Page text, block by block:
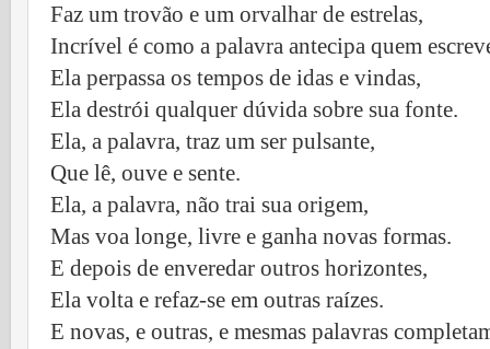
Faz um trovão e um orvalhar de estrelas,
Incrível é como a palavra antecipa quem
Ela perpassa os tempos de idas e vindas,
Ela destrói qualquer dúvida sobre sua fonte.
Ela, a palavra, traz um ser pulsante,
Que lê, ouve e sente.
Ela, a palavra, não trai sua origem,
Mas voa longe, livre e ganha novas formas.
E depois de enveredar outros horizontes,
Ela volta e refaz-se em outras raízes.
E novas, e outras, e mesmas palavras